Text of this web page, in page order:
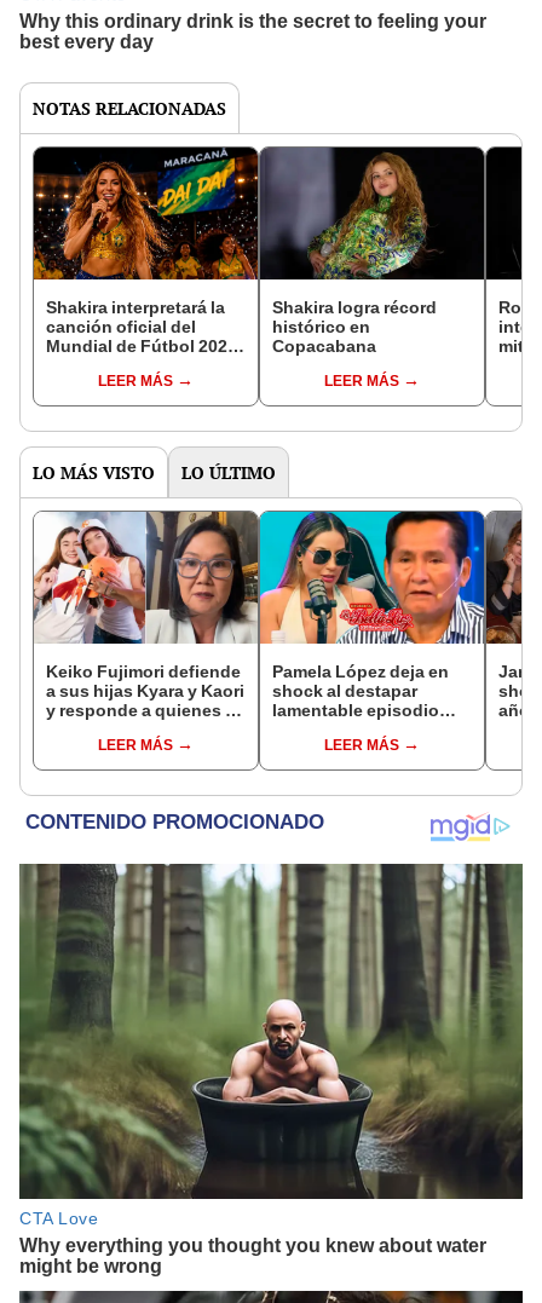
NOTAS RELACIONADAS
Shakira interpretará la
canción oficial del
Mundial de Fútbol 2026:
presentó 'Dai Dai' y
causa revuelo
LEER MÁS
Shakira logra récord
histórico en
Copacabana
LEER MÁS
mito
LO MÁS VISTO LO ÚLTIMO
Keiko Fujimori defiende
a sus hijas Kyara y Kaori
y responde a quienes la
“No pueden decirme”
LEER MÁS
Pamela López deja en
shock al destapar
lamentable episodio
de La Bella Luz: "Hasta
el día de hoy ..."
LEER MÁS
años